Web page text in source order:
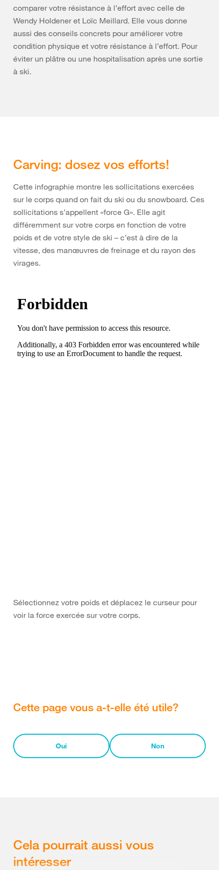
comparer votre résistance à l’effort avec celle de
Wendy Holdener et Loïc Meillard. Elle vous donne
aussi des conseils concrets pour améliorer votre
condition physique et votre résistance à l’effort. Pour
éviter un plâtre ou une hospitalisation après une sortie
à ski.
Carving: dosez vos efforts!
Cette infographie montre les sollicitations exercées
sur le corps quand on fait du ski ou du snowboard. Ces
sollicitations s’appellent «force G». Elle agit
différemment sur votre corps en fonction de votre
poids et de votre style de ski – c’est à dire de la
vitesse, des manœuvres de freinage et du rayon des
virages.
Sélectionnez votre poids et déplacez le curseur pour
voir la force exercée sur votre corps.
Cette page vous a-t-elle été utile?
Oui Non
Cela pourrait aussi vous
intéresser